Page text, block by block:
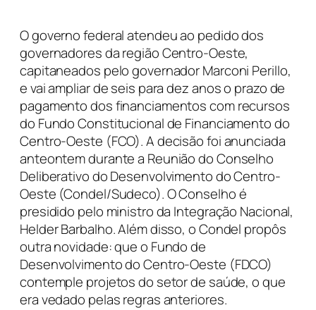
O governo federal atendeu ao pedido dos
governadores da região Centro-Oeste,
capitaneados pelo governador Marconi Perillo,
e vai ampliar de seis para dez anos o prazo de
pagamento dos financiamentos com recursos
do Fundo Constitucional de Financiamento do
Centro-Oeste (FCO). A decisão foi anunciada
anteontem durante a Reunião do Conselho
Deliberativo do Desenvolvimento do Centro-
Oeste (Condel/Sudeco). O Conselho é
presidido pelo ministro da Integração Nacional,
Helder Barbalho. Além disso, o Condel propôs
outra novidade: que o Fundo de
Desenvolvimento do Centro-Oeste (FDCO)
contemple projetos do setor de saúde, o que
era vedado pelas regras anteriores.